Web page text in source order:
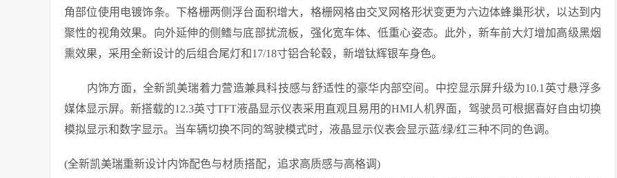
角部位使用电镀饰条。下格栅两侧浮台面积增大，格栅网格由交叉网格形状变更为六边体蜂巢形状，以达到内
聚性的视角效果。向外延伸的侧鳍与底部扰流板，强化宽车体、低重心姿态。此外，新车前大灯增加高级黑烟
熏效果，采用全新设计的后组合尾灯和17/18寸铝合轮毂，新增钛辉银车身色。
内饰方面，全新凯美瑞着力营造兼具科技感与舒适性的豪华内部空间。中控显示屏升级为10.1英寸悬浮多
媒体显示屏。新搭载的12.3英寸TFT液晶显示仪表采用直观且易用的HMI人机界面，驾驶员可根据喜好自由切换
模拟显示和数字显示。当车辆切换不同的驾驶模式时，液晶显示仪表会显示蓝/绿/红三种不同的色调。
(全新凯美瑞重新设计内饰配色与材质搭配，追求高质感与高格调)